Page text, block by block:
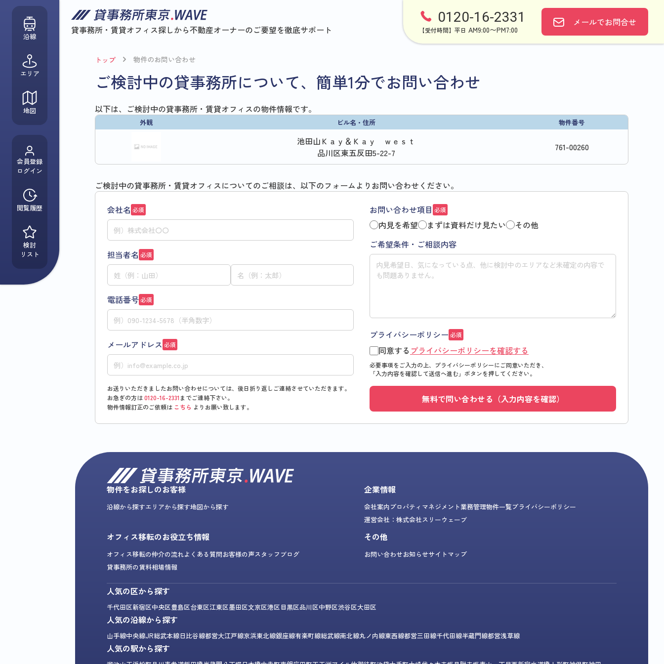
貸事務所・賃貸オフィス探しから不動産オーナーのご要望を徹底サポート
0120-16-2331
【受付時間】平日 AM9:00〜PM7:00
メールでお問合せ
沿線
エリア
地図
会員登録
ログイン
閲覧履歴
検討
リスト
トップ 物件のお問い合わせ
ご検討中の貸事務所について、簡単1分でお問い合わせ
以下は、ご検討中の貸事務所・賃貸オフィスの物件情報です。
外観 ビル名・住所 物件番号
池田山Ｋａｙ＆Ｋａｙ ｗｅｓｔ
品川区東五反田5-22-7
761-00260
ご検討中の貸事務所・賃貸オフィスについてのご相談は、以下のフォームよりお問い合わせください。
会社名 必須
担当者名 必須
電話番号必須
メールアドレス 必須
お送りいただきましたお問い合わせについては、後日折り返しご連絡させていただきます。
お急ぎの方は0120-16-2331 までご連絡下さい。
物件情報訂正のご依頼は こちら よりお願い致します。
お問い合わせ項目 必須
内見を希望 まずは資料だけ見たい
その他
ご希望条件・ご相談内容
プライバシーポリシー 必須
同意する プライバシーポリシーを確認する
必要事項をご入力の上、プライバシーポリシーにご同意いただき、
「入力内容を確認して送信へ進む」 ボタンを押してください。
無料で問い合わせる（入力内容を確認）
物件をお探しのお客様
沿線から探すエリアから探す地図から探す
企業情報
会社案内プロパティマネジメント業務管理物件一覧プライバシーポリシー
運営会社：株式会社スリーウェーブ
オフィス移転のお役立ち情報
オフィス移転の仲介の流れよくある質問お客様の声スタッフブログ
貸事務所の賃料相場情報
その他
お問い合わせお知らせサイトマップ
人気の区から探す
千代田区新宿区中央区豊島区台東区江東区墨田区文京区港区目黒区品川区中野区渋谷区大田区
人気の沿線から探す
山手線中央線JR総武本線日比谷線都営大江戸線京浜東北線銀座線有楽町線総武線南北線丸ノ内線東西線都営三田線千代田線半蔵門線都営浅草線
人気の駅から探す